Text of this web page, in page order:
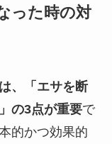
った時の対
、「エサを断
の3点が重要で
的かつ効果的